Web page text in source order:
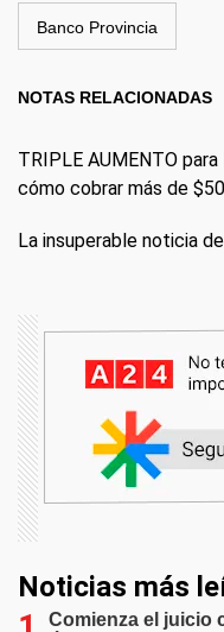
Banco Provincia
NOTAS RELACIONADAS
TRIPLE AUMENTO para
cómo cobrar más de
La insuperable noticia
Noticias más
Comienza el juicio